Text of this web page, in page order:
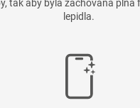
tak aby byla zachována plná
lepidla.